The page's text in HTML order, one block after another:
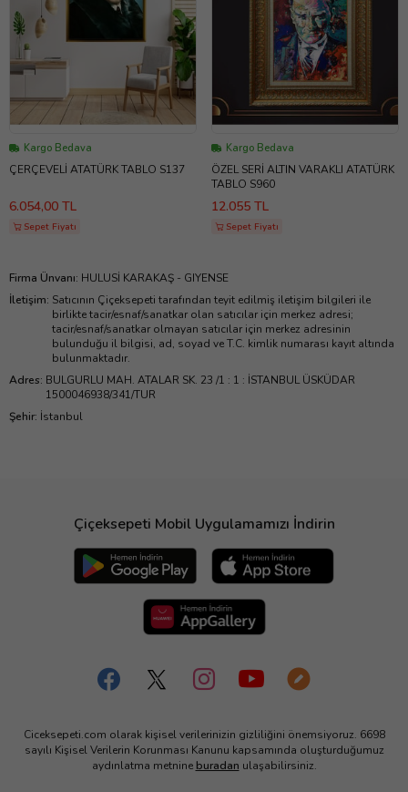
Kargo Bedava
ÇERÇEVELİ ATATÜRK TABLO S137
6.054,00 TL
Sepet Fiyatı
Kargo Bedava
ÖZEL SERİ ALTIN VARAKLI ATATÜRK
TABLO S960
12.055 TL
Sepet Fiyatı
Firma Ünvanı: HULUSİ KARAKAŞ - GIYENSE
İletişim: Satıcının Çiçeksepeti tarafından teyit edilmiş iletişim bilgileri ile
birlikte tacir/esnaf/sanatkar olan satıcılar için merkez adresi;
tacir/esnaf/sanatkar olmayan satıcılar için merkez adresinin
bulunduğu il bilgisi, ad, soyad ve T.C. kimlik numarası kayıt altında
bulunmaktadır.
Adres: BULGURLU MAH. ATALAR SK. 23 /1 : 1 : İSTANBUL ÜSKÜDAR
1500046938/341/TUR
Şehir: İstanbul
Çiçeksepeti Mobil Uygulamamızı İndirin
Ciceksepeti.com olarak kişisel verilerinizin gizliliğini önemsiyoruz. 6698
sayılı Kişisel Verilerin Korunması Kanunu kapsamında oluşturduğumuz
aydınlatma metnine buradan ulaşabilirsiniz.